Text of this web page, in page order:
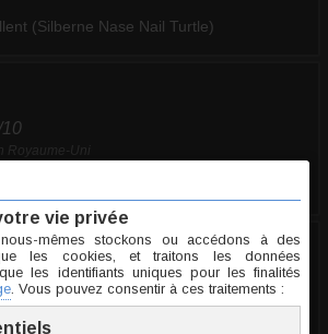
(Silberne Nase Nail Turtle)
10
Royaume-Uni
(Silver Nose Nail Turtle)
France